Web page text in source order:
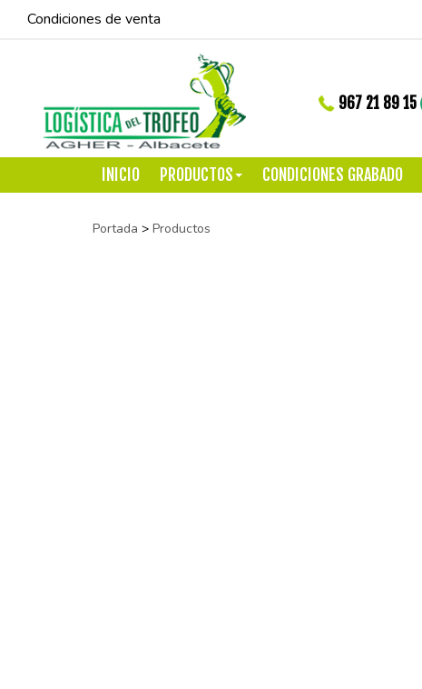
Condiciones de venta
967 21 89 15
INICIO PRODUCTOS CONDICIONES GRABADO
Portada > Productos